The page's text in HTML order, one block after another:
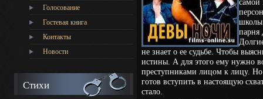
Голосование
Гостевая книга
Контакты
Новости
Стихи
парня
не знает о ее судьбе. Чтобы
истины. А для этого ему нужно
преступниками лицом к лицу.
готов вступить в настоящую
стало.